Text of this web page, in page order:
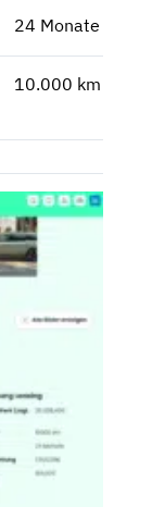
24 Monate
10.000 km